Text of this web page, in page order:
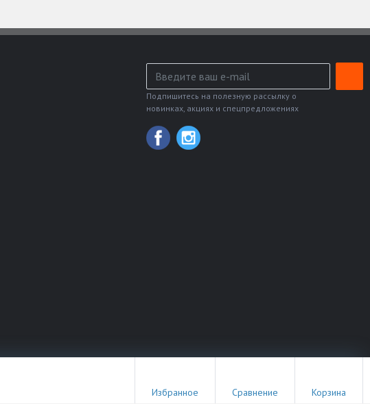
Подпишитесь на полезную рассылку о
новинках, акциях и спецпредложениях
Избранное Сравнение Корзина